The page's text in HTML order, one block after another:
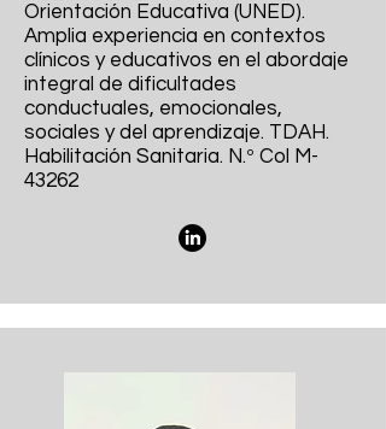
Orientación Educativa (UNED).
Amplia experiencia en contextos
clínicos y educativos en el abordaje
integral de dificultades
conductuales, emocionales,
sociales y del aprendizaje. TDAH.
Habilitación Sanitaria. N.º Col M-
43262